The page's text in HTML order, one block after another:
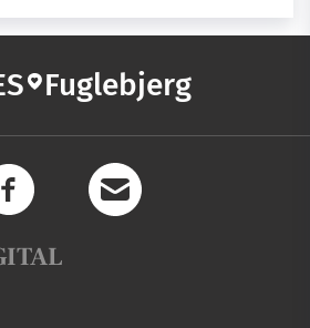
Fuglebjerg